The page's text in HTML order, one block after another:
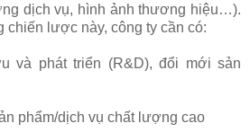
dịch vụ, hình ảnh thương hiệu…).
chiến lược này, công ty cần có:
và phát triển (R&D), đổi mới sản
phẩm/dịch vụ chất lượng cao